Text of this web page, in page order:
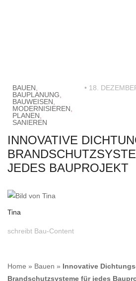
BAUEN
BAUPLANUNG
BAUWEISEN
MODERNISIEREN
PLANEN
SANIEREN
• 18.
INNOVATIVE
JEDES BAUPROJEKT
Tina
schreibt Bau-Content
Home » Bauen » Innovative
Brandschutzsysteme für jedes